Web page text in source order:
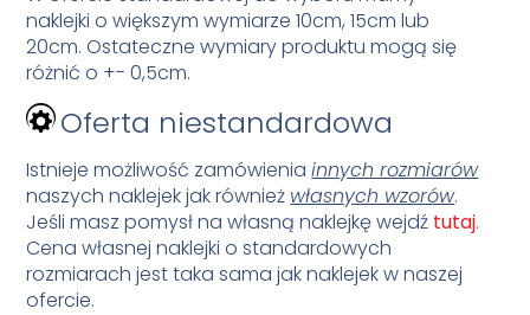
naklejki o większym wymiarze 10cm, 15cm lub
20cm. Ostateczne wymiary produktu mogą się
różnić o +- 0,5cm.
Oferta niestandardowa
Istnieje możliwość zamówieniainnych rozmiarów
naszych naklejek jak również własnych wzorów.
Jeśli masz pomysł na własną naklejkę wejdź tutaj.
Cena własnej naklejki o standardowych
rozmiarach jest taka sama jak naklejek w naszej
ofercie.